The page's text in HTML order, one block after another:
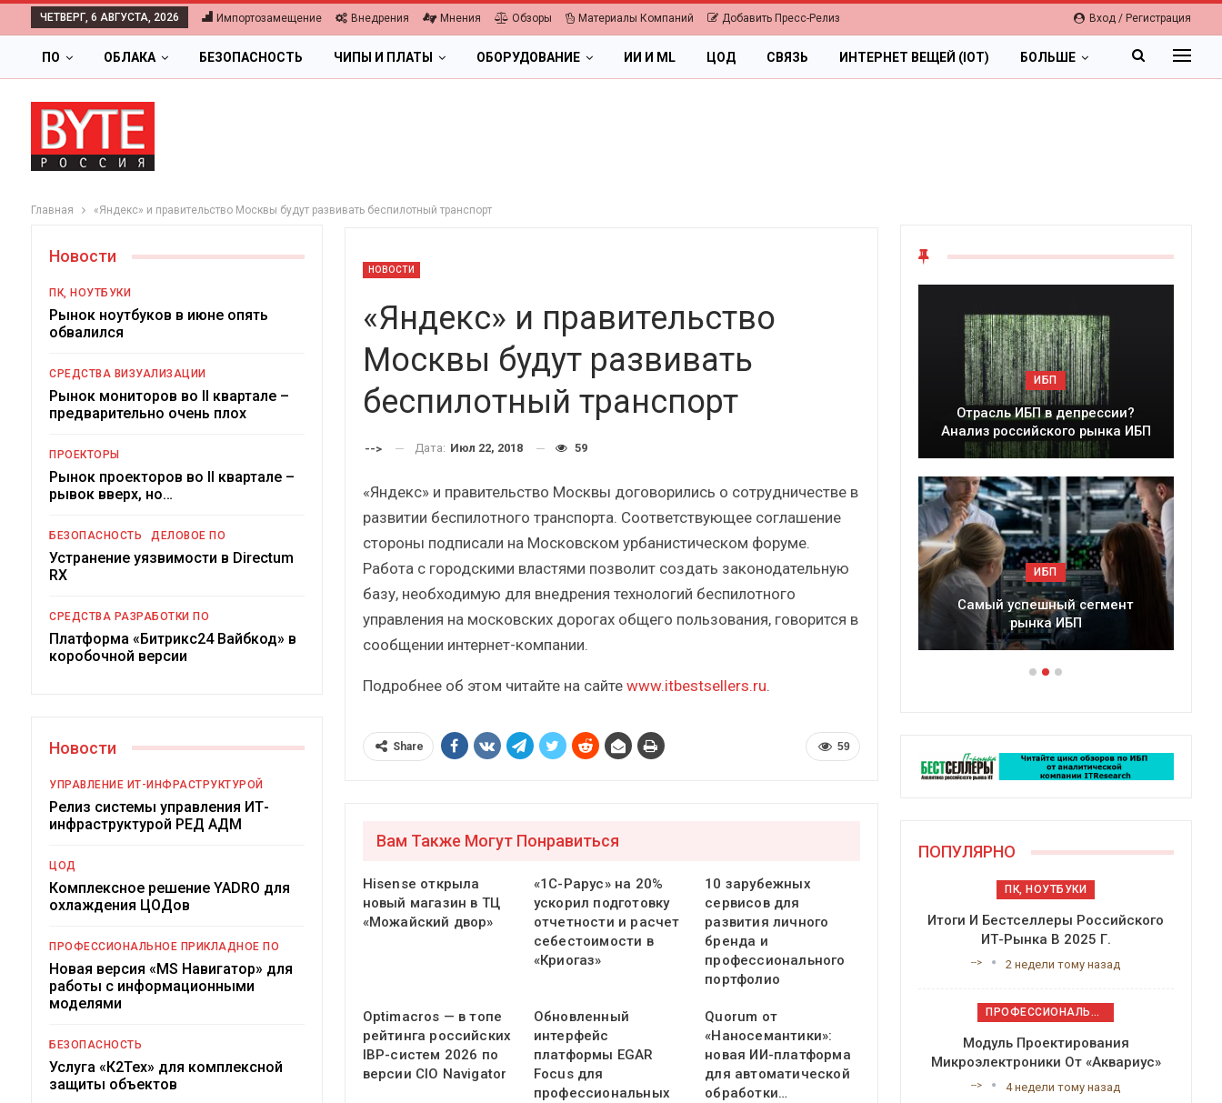
Вход / Регистрация
ЧЕТВЕРГ, 6 АВГУСТА, 2026 Импортозамещение Внедрения Мнения Обзоры Материалы Компаний Добавить Пресс-Релиз
ПО ОБЛАКА БЕЗОПАСНОСТЬ ЧИПЫ И ПЛАТЫ ОБОРУДОВАНИЕ ИИ И ML ЦОД СВЯЗЬ ИНТЕРНЕТ ВЕЩЕЙ (IOT) БОЛЬШЕ
Главная «Яндекс» и правительство Москвы будут развивать беспилотный транспорт
НОВОСТИ
«Яндекс» и правительство
Москвы будут развивать
беспилотный транспорт
--> Дата: Июл 22, 2018 59
«Яндекс» и правительство Москвы договорились о сотрудничестве в
развитии беспилотного транспорта. Соответствующее соглашение
стороны подписали на Московском урбанистическом форуме.
Работа с городскими властями позволит создать законодательную
базу, необходимую для внедрения технологий беспилотного
управления на московских дорогах общего пользования, говорится в
сообщении интернет-компании.
Подробнее об этом читайте на сайте www.itbestsellers.ru.
59
Share
Вам Также Могут Понравиться
Hisense открыла
новый магазин в ТЦ
«Можайский двор»
«1С-Рарус» на 20%
ускорил подготовку
отчетности и расчет
себестоимости в
«Криогаз»
10 зарубежных
сервисов для
развития личного
бренда и
профессионального
портфолио
Optimacros — в топе
рейтинга российских
IBP-систем 2026 по
версии CIO Navigator
Обновленный
интерфейс
платформы EGAR
Focus для
профессиональных
Quorum от
«Наносемантики»:
новая ИИ-платформа
для автоматической
обработки…
Новости
ПК, НОУТБУКИ
Рынок ноутбуков в июне опять
обвалился
СРЕДСТВА ВИЗУАЛИЗАЦИИ
Рынок мониторов во II квартале –
предварительно очень плох
ПРОЕКТОРЫ
Рынок проекторов во II квартале –
рывок вверх, но…
БЕЗОПАСНОСТЬ ДЕЛОВОЕ ПО
Устранение уязвимости в Directum
RX
СРЕДСТВА РАЗРАБОТКИ ПО
Платформа «Битрикс24 Вайбкод» в
коробочной версии
Новости
УПРАВЛЕНИЕ ИТ-ИНФРАСТРУКТУРОЙ
Релиз системы управления ИТ-
инфраструктурой РЕД АДМ
ЦОД
Комплексное решение YADRO для
охлаждения ЦОДов
ПРОФЕССИОНАЛЬНОЕ ПРИКЛАДНОЕ ПО
Новая версия «MS Навигатор» для
работы с информационными
моделями
БЕЗОПАСНОСТЬ
Услуга «К2Тех» для комплексной
защиты объектов
Цифровая экономика 2026.
Краткий статистический
российский рынок ИБП?
ПК, НОУТБУКИ
Итоги и Бестселлеры
ИБП
Отрасль ИБП в депрессии?
Часть II.
Отрасль ИБП в депрессии?
ИБП
Самый успешный сегмент
рынка ИБП
ОБЛАКА
Цифровая экономика 2026.
Краткий статистический
сборник от…
ИБП
Подкосят ли глобальные угрозы
российский рынок ИБП?
ПОПУЛЯРНО
ПК, НОУТБУКИ
Итоги И Бестселлеры Российского
ИТ-Рынка В 2025 Г.
--> 2 недели тому назад
ПРОФЕССИОНАЛЬНОЕ ПРИКЛАДНОЕ ПО
Модуль Проектирования
Микроэлектроники От «Аквариус»
--> 4 недели тому назад